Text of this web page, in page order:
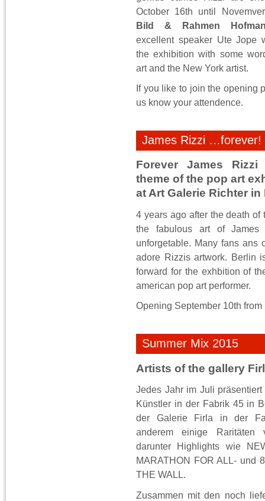
October 16th until
Bild & Rahmen
excellent speaker Ute Jope
the exhibition with some
art and the New York artist.
If you like to join the opening
us know your attendence.
James Rizzi …forever!
Forever James
theme of the pop art
at Art Galerie Richter in
4 years ago after the death of
the fabulous art of
unforgetable. Many fans ans
adore Rizzis artwork. Berlin
forward for the exhbition of
american pop art performer.
Opening September 10th from
Summer Mix 2015
Artists of the gallery
Jedes Jahr im Juli
Künstler in der Fabrik 45 in
der Galerie Firla in der
anderem einige Raritäten
darunter Highlights wie
MARATHON FOR ALL- und
THE WALL.
Zusammen mit den noch